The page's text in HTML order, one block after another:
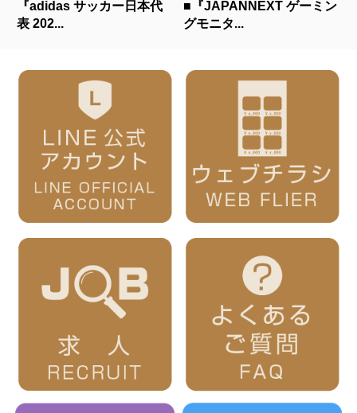
『adidas サッカー日本代
表 202...
■『JAPANNEXT ゲーミン
グモニタ...